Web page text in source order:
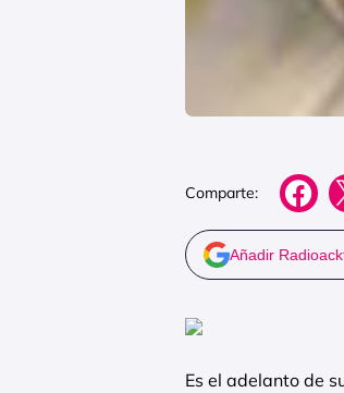
Comparte:
Añadir
Es el adelanto de